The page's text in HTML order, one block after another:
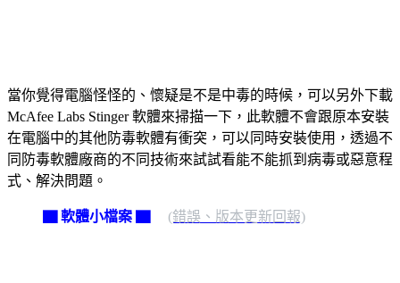
當你覺得電腦怪怪的、懷疑是不是中毒的時候，可以另外下載
McAfee Labs Stinger 軟體來掃描一下，此軟體不會跟原本安裝
在電腦中的其他防毒軟體有衝突，可以同時安裝使用，透過不
同防毒軟體廠商的不同技術來試試看能不能抓到病毒或惡意程
式、解決問題。
▇ 軟體小檔案 ▇ (錯誤、版本更新回報)